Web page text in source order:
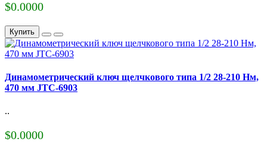
$0.0000
Купить
Динамометрический ключ щелчкового типа 1/2 28-210 Нм,
470 мм JTC-6903
..
$0.0000